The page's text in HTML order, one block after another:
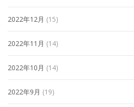
2022年12月 (15)
2022年11月 (14)
2022年10月 (14)
2022年9月 (19)